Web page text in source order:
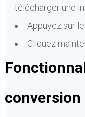
télécharger une
Appuyez sur
Cliquez
conversion